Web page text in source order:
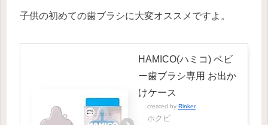
子供の初めての歯ブラシに大変オススメですよ。
HAMICO(ハミコ) ベビ
ー歯ブラシ専用 お出か
けケース
created by Rinker
ホクビ